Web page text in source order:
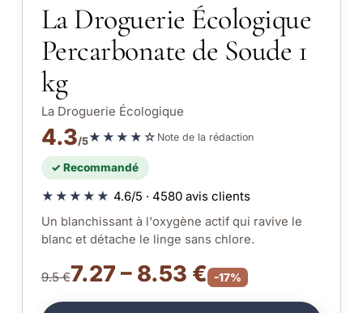
La Droguerie Écologique
Percarbonate de Soude 1
kg
La Droguerie Écologique
4.3/5★★★★☆ Note de la rédaction
✓ Recommandé
★★★★★ 4.6/5 · 4580 avis clients
Un blanchissant à l'oxygène actif qui ravive le
blanc et détache le linge sans chlore.
9.5 €7.27 – 8.53 € -17%